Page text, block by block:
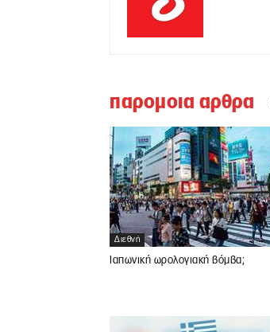
παρομοια αρθρα
Διεθνή
Ιαπωνική ωρολογιακή βόμβα;